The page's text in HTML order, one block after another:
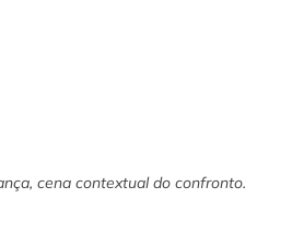
cena contextual do confronto.